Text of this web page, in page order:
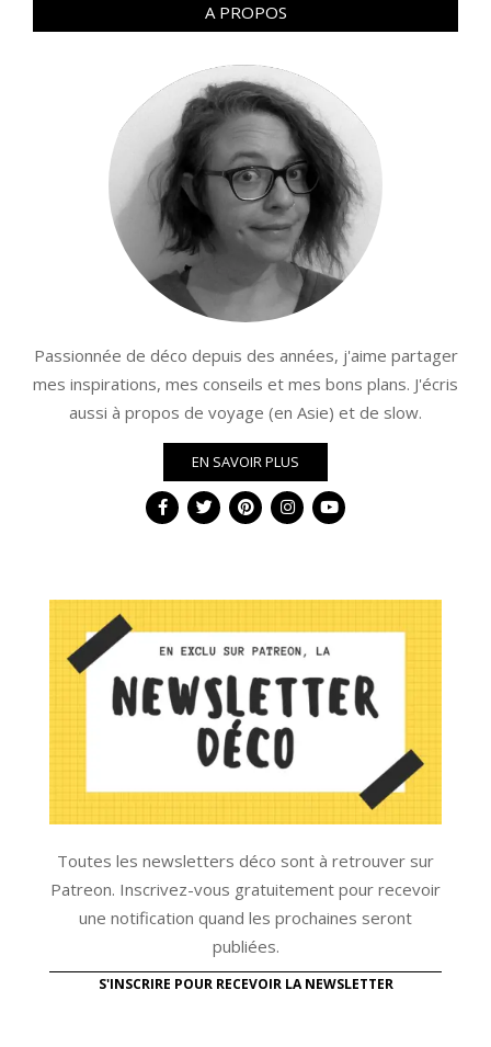
A PROPOS
Passionnée de déco depuis des années, j'aime partager
mes inspirations, mes conseils et mes bons plans. J'écris
aussi à propos de voyage (en Asie) et de slow.
EN SAVOIR PLUS
Toutes les newsletters déco sont à retrouver sur
Patreon. Inscrivez-vous gratuitement pour recevoir
une notification quand les prochaines seront
publiées.
S'INSCRIRE POUR RECEVOIR LA NEWSLETTER